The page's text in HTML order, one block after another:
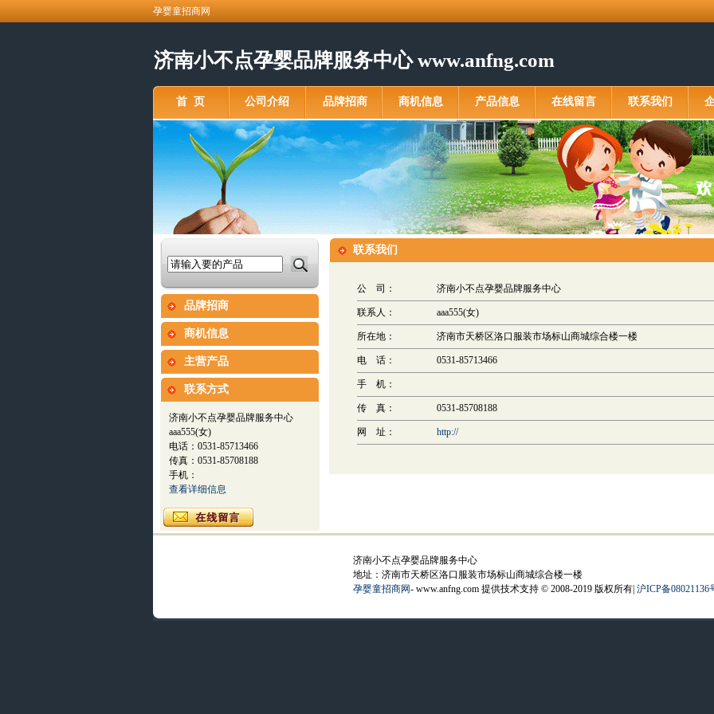
孕婴童招商网
济南小不点孕婴品牌服务中心 www.anfng.com
首 页 公司介绍 品牌招商 商机信息 产品信息 在线留言 联系我们
品牌招商
商机信息
主营产品
联系方式
济南小不点孕婴品牌服务中心
aaa555(女)
电话：0531-85713466
传真：0531-85708188
手机：
查看详细信息
联系我们
公 司： 济南小不点孕婴品牌服务中心
联系人： aaa555(女)
所在地： 济南市天桥区洛口服装市场标山商城综合楼一楼
电 话： 0531-85713466
手 机：
传 真： 0531-85708188
网 址： http://
济南小不点孕婴品牌服务中心
地址：济南市天桥区洛口服装市场标山商城综合楼一楼
孕婴童招商网- www.anfng.com 提供技术支持 © 2008-2019 版权所有| 沪ICP备08021136